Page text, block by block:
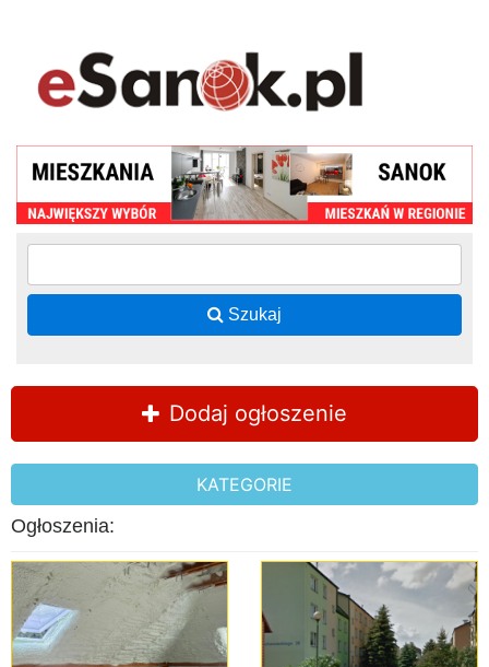
Szukaj
Dodaj ogłoszenie
KATEGORIE
Ogłoszenia: